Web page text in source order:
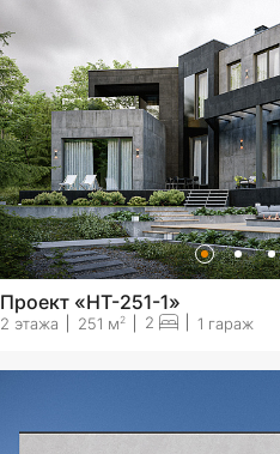
Проект «HT-251-1»
2 этажа 251 м2 2 1 гараж